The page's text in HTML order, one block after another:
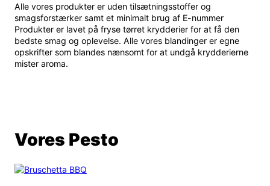
Alle vores produkter er uden tilsætningsstoffer og
smagsforstærker samt et minimalt brug af E-nummer
Produkter er lavet på fryse tørret krydderier for at få den
bedste smag og oplevelse. Alle vores blandinger er egne
opskrifter som blandes nænsomt for at undgå krydderierne
mister aroma.
Vores Pesto